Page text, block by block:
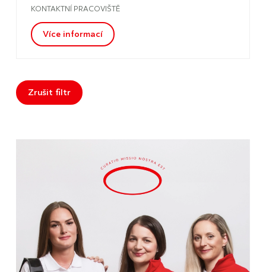
KONTAKTNÍ PRACOVIŠTĚ
Více informací
Zrušit filtr